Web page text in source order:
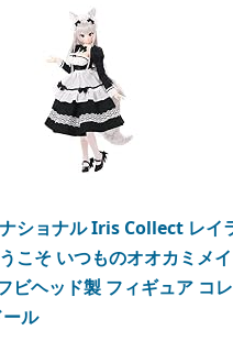
ショナル Iris Collect レイ
こそ いつものオオカミメ
ビヘッド製 フィギュア コ
ル